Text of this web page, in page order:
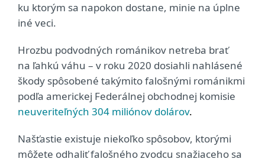
ku ktorým sa napokon dostane, minie na úplne
iné veci.
Hrozbu podvodných románikov netreba brať
na ľahkú váhu – v roku 2020 dosiahli nahlásené
škody spôsobené takýmito falošnými románikmi
podľa americkej Federálnej obchodnej komisie
neuveriteľných 304 miliónov dolárov.
Našťastie existuje niekoľko spôsobov, ktorými
môžete odhaliť falošného zvodcu snažiaceho sa